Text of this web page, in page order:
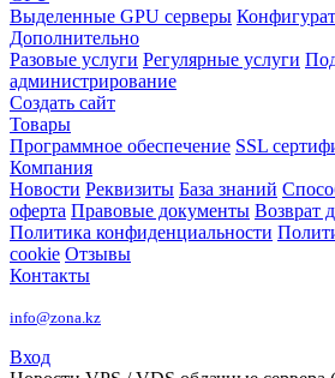
Выделенные GPU серверы
Дополнительно
Разовые услуги Регулярные услуги
администрирование
Создать сайт
Товары
Программное обеспечение SSL
Компания
Новости Реквизиты База знаний
оферта Правовые документы Возврат
Политика конфиденциальности
cookie Отзывы
Контакты
info@zona.kz
Вход